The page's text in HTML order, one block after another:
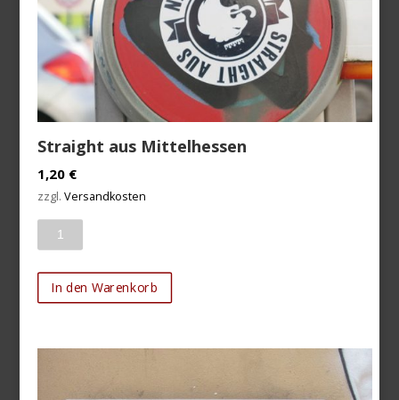
Straight aus Mittelhessen
1,20 €
zzgl.Versandkosten
In den Warenkorb